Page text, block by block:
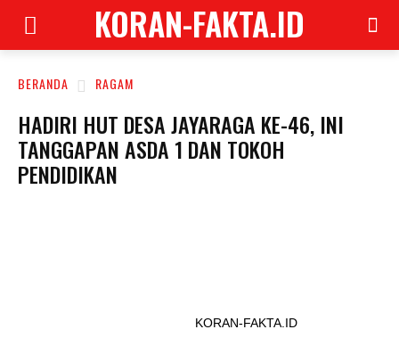
KORAN-FAKTA.ID
BERANDA RAGAM
HADIRI HUT DESA JAYARAGA KE-46, INI
TANGGAPAN ASDA 1 DAN TOKOH
PENDIDIKAN
KORAN-FAKTA.ID